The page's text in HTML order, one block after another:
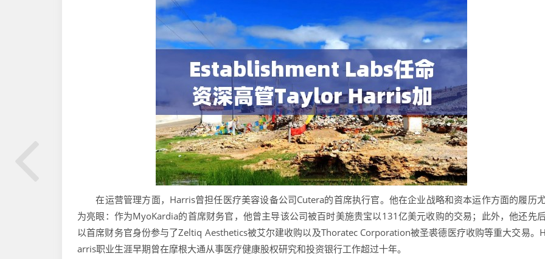
在运营管理方面，Harris曾担任医疗美容设备公司Cutera的首席执行官。他在企业战略和资本运作方面的履历
为亮眼：作为MyoKardia的首席财务官，他曾主导该公司被百时美施贵宝以131亿美元收购的交易；此外，他还先
以首席财务官身份参与了Zeltiq Aesthetics被艾尔建收购以及Thoratec Corporation被圣裘德医疗收购等重大交易。H
arris职业生涯早期曾在摩根大通从事医疗健康股权研究和投资银行工作超过十年。